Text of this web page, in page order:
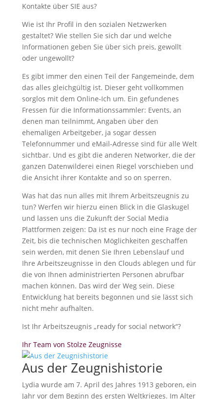
Kontakte über SIE aus?
Wie ist Ihr Profil in den sozialen Netzwerken
gestaltet? Wie stellen Sie sich dar und welche
Informationen geben Sie über sich preis, gewollt
oder ungewollt?
Es gibt immer den einen Teil der Fangemeinde, dem
das alles gleichgültig ist. Dieser geht vollkommen
sorglos mit dem Online-Ich um. Ein gefundenes
Fressen für die Informationssammler: Events, an
denen man teilnimmt, Angaben über den
ehemaligen Arbeitgeber, ja sogar dessen
Telefonnummer und eMail-Adresse sind für alle Welt
sichtbar. Und es gibt die anderen Networker, die der
ganzen Datenwilderei einen Riegel vorschieben und
die Ansicht ihrer Kontakte and so on sperren.
Was hat das nun alles mit Ihrem Arbeitszeugnis zu
tun? Werfen wir hierzu einen Blick in die Glaskugel
und lassen uns die Zukunft der Social Media
Plattformen zeigen: Da ist es nur noch eine Frage der
Zeit, bis die technischen Möglichkeiten geschaffen
sein werden, mit denen Sie Ihren Lebenslauf und
Ihre Arbeitszeugnisse in den Clouds ablegen und für
die von Ihnen administrierten Personen abrufbar
machen können. Das wird der Weg sein. Diese
Entwicklung hat bereits begonnen und sie lässt sich
nicht mehr aufhalten.
Ist Ihr Arbeitszeugnis „ready for social network“?
Ihr Team von Stolze Zeugnisse
Aus der Zeugnishistorie
Lydia wurde am 7. April des Jahres 1913 geboren, ein
Jahr vor dem Beginn des ersten Weltkrieges. Im Alter